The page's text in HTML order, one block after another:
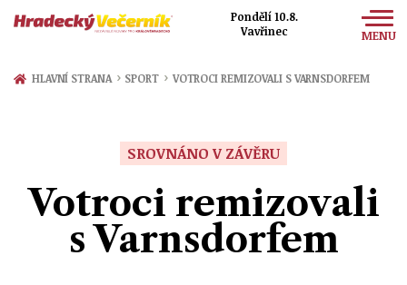
Pondělí 10.8.
Vavřinec
MENU
Zprávy
Společnost
HLAVNÍ STRANA › SPORT › VOTROCI REMIZOVALI S VARNSDORFEM
SROVNÁNO V ZÁVĚRU
Votroci remizovali
s Varnsdorfem